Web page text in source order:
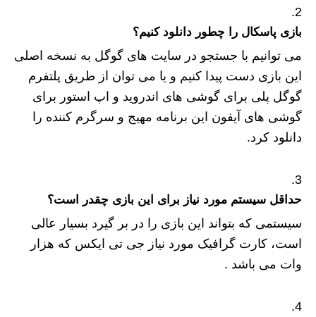
بازی پاسکال را چطور دانلود کنیم؟
می توانیم با جستجو در سایت های گوگل به نسخه اصلی
این بازی دست پیدا کنیم و یا می توان از طریق پلتفرم
گوگل پلی برای گوشی های اندروید و اپ استور برای
گوشی های آیفون این برنامه مهیج و سرگرم کننده را
دانلود کرد.
حداقل سیستم مورد نیاز برای این بازی چقدر است؟
سیستمی که بتواند این بازی را در بر گیرد بسیار عالی
است، کارت گرافیک مورد نیاز جی تی ایکس که هزار
وات می باشد .